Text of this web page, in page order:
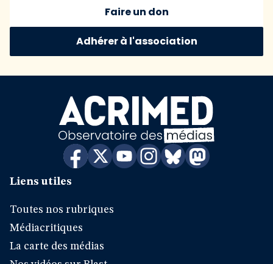
Faire un don
Adhérer à l'association
Liens utiles
Toutes nos rubriques
Médiacritiques
La carte des médias